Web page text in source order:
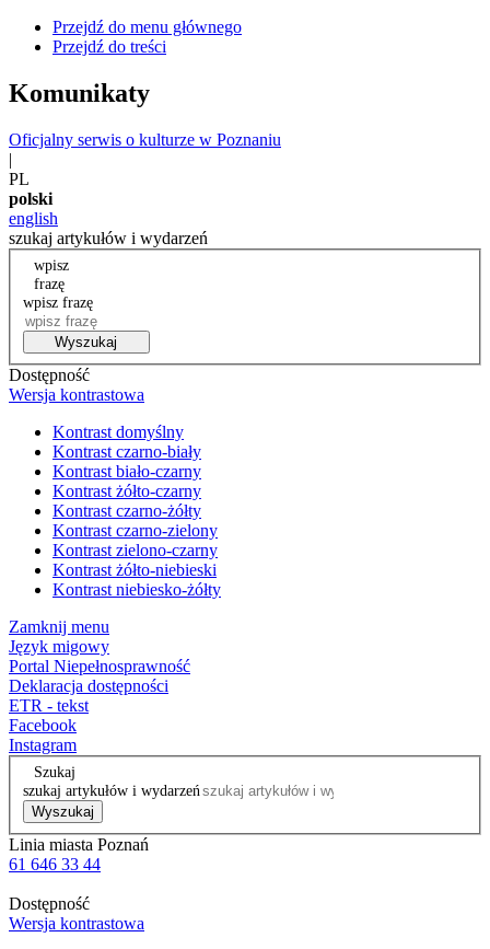
Przejdź do menu głównego
Przejdź do treści
Komunikaty
Oficjalny serwis o kulturze w Poznaniu
|
PL
polski
english
szukaj artykułów i wydarzeń
wpisz
frazę
wpisz frazę
Wyszukaj
Dostępność
Wersja kontrastowa
Kontrast domyślny
Kontrast czarno-biały
Kontrast biało-czarny
Kontrast żółto-czarny
Kontrast czarno-żółty
Kontrast czarno-zielony
Kontrast zielono-czarny
Kontrast żółto-niebieski
Kontrast niebiesko-żółty
Zamknij menu
Język migowy
Portal Niepełnosprawność
Deklaracja dostępności
ETR - tekst
Facebook
Instagram
Szukaj
szukaj artykułów i wydarzeń
Wyszukaj
Linia miasta Poznań
61 646 33 44
Dostępność
Wersja kontrastowa